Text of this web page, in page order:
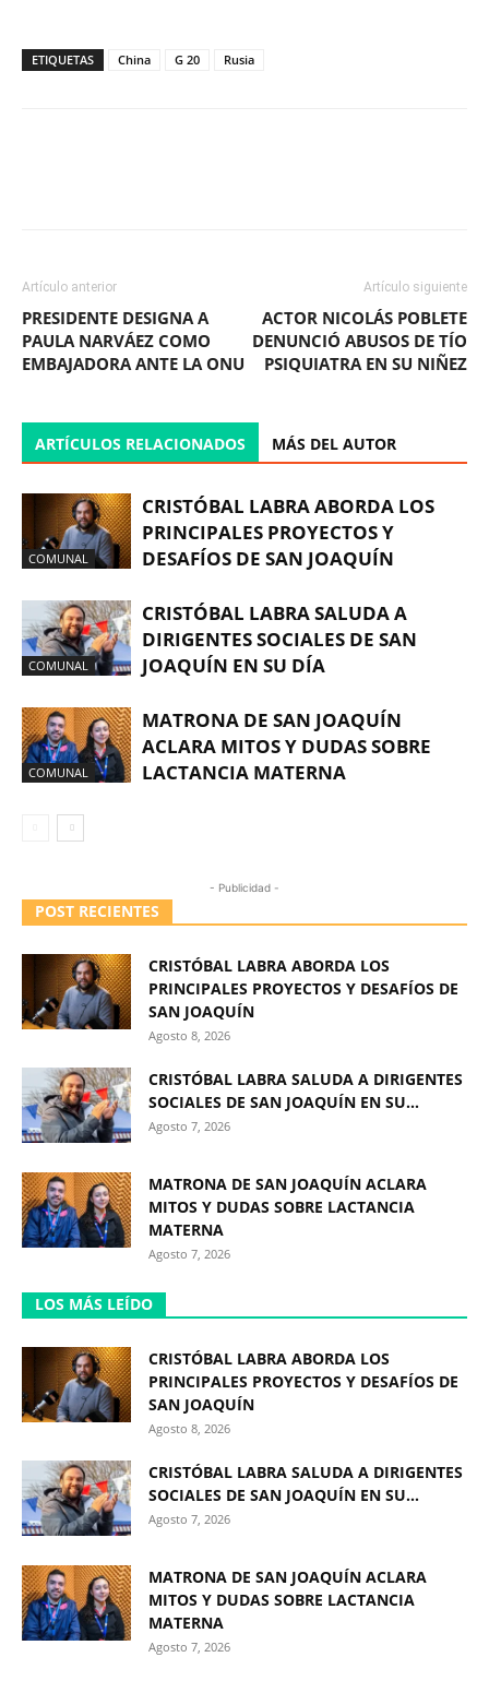
ETIQUETAS China G 20 Rusia
Artículo anterior
PRESIDENTE DESIGNA A
PAULA NARVÁEZ COMO
EMBAJADORA ANTE LA ONU
Artículo siguiente
ACTOR NICOLÁS POBLETE
DENUNCIÓ ABUSOS DE TÍO
PSIQUIATRA EN SU NIÑEZ
ARTÍCULOS RELACIONADOS MÁS DEL AUTOR
COMUNAL
CRISTÓBAL LABRA ABORDA LOS
PRINCIPALES PROYECTOS Y
DESAFÍOS DE SAN JOAQUÍN
COMUNAL
CRISTÓBAL LABRA SALUDA A
DIRIGENTES SOCIALES DE SAN
JOAQUÍN EN SU DÍA
COMUNAL
MATRONA DE SAN JOAQUÍN
ACLARA MITOS Y DUDAS SOBRE
LACTANCIA MATERNA
- Publicidad -
POST RECIENTES
CRISTÓBAL LABRA ABORDA LOS
PRINCIPALES PROYECTOS Y DESAFÍOS DE
SAN JOAQUÍN
Agosto 8, 2026
CRISTÓBAL LABRA SALUDA A DIRIGENTES
SOCIALES DE SAN JOAQUÍN EN SU...
Agosto 7, 2026
MATRONA DE SAN JOAQUÍN ACLARA
MITOS Y DUDAS SOBRE LACTANCIA
MATERNA
Agosto 7, 2026
LOS MÁS LEÍDO
CRISTÓBAL LABRA ABORDA LOS
PRINCIPALES PROYECTOS Y DESAFÍOS DE
SAN JOAQUÍN
Agosto 8, 2026
CRISTÓBAL LABRA SALUDA A DIRIGENTES
SOCIALES DE SAN JOAQUÍN EN SU...
Agosto 7, 2026
MATRONA DE SAN JOAQUÍN ACLARA
MITOS Y DUDAS SOBRE LACTANCIA
MATERNA
Agosto 7, 2026